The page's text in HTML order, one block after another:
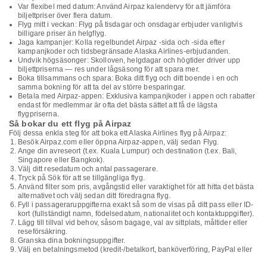
Var flexibel med datum: Använd Airpaz kalendervy för att jämföra
biljettpriser över flera datum.
Flyg mitt i veckan: Flyg på tisdagar och onsdagar erbjuder vanligtvis
billigare priser än helgflyg.
Jaga kampanjer: Kolla regelbundet Airpaz -sida och -sida efter
kampanjkoder och tidsbegränsade Alaska Airlines-erbjudanden.
Undvik högsäsonger: Skolloven, helgdagar och högtider driver upp
biljettpriserna — res under lågsäsong för att spara mer.
Boka tillsammans och spara: Boka ditt flyg och ditt boende i en och
samma bokning för att ta del av större besparingar.
Betala med Airpaz-appen: Exklusiva kampanjkoder i appen och rabatter
endast för medlemmar är ofta det bästa sättet att få de lägsta
flygpriserna.
Så bokar du ett flyg på Airpaz
Följ dessa enkla steg för att boka ett Alaska Airlines flyg på Airpaz:
Besök Airpaz.com eller öppna Airpaz-appen, välj sedan Flyg.
Ange din avreseort (t.ex. Kuala Lumpur) och destination (t.ex. Bali,
Singapore eller Bangkok).
Välj ditt resedatum och antal passagerare.
Tryck på Sök för att se tillgängliga flyg.
Använd filter som pris, avgångstid eller varaktighet för att hitta det bästa
alternativet och välj sedan ditt föredragna flyg.
Fyll i passageraruppgifterna exakt så som de visas på ditt pass eller ID-
kort (fullständigt namn, födelsedatum, nationalitet och kontaktuppgifter).
Lägg till tillval vid behov, såsom bagage, val av sittplats, måltider eller
reseförsäkring.
Granska dina bokningsuppgifter.
Välj en betalningsmetod (kredit-/betalkort, banköverföring, PayPal eller